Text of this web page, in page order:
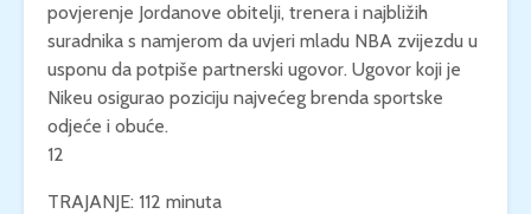
povjerenje Jordanove obitelji, trenera i najbližih
suradnika s namjerom da uvjeri mladu NBA zvijezdu u
usponu da potpiše partnerski ugovor. Ugovor koji je
Nikeu osigurao poziciju najvećeg brenda sportske
odjeće i obuće.
12
TRAJANJE: 112 minuta